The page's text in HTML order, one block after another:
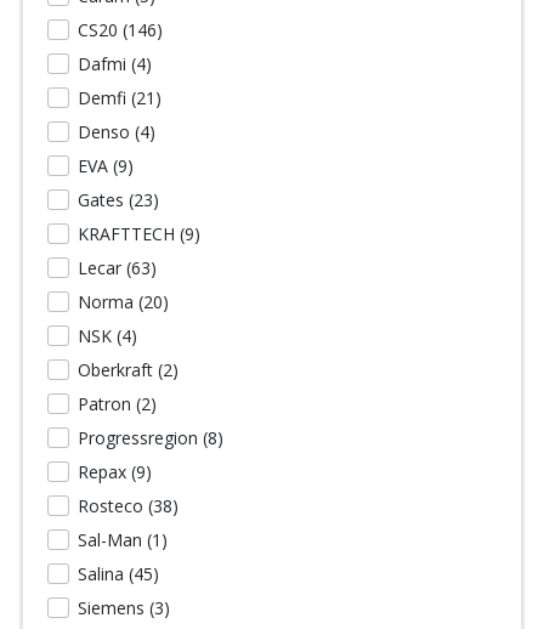
CS20 (146)
Dafmi (4)
Demfi (21 )
Denso (4)
EVA (9)
Gates (23)
KRAFTTECH (9)
Lecar (63)
Norma (20)
NSK (4)
Oberkraft (2)
Patron (2)
Progressregion (8)
Repax (9)
Rosteco (38)
Sal-Man (1 )
Salina (45)
Siemens (3)